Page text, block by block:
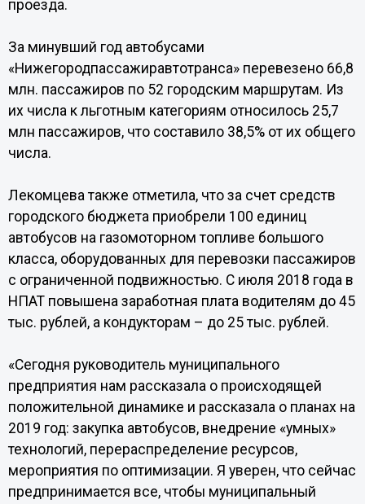
проезда.
За минувший год автобусами
«Нижегородпассажиравтотранса» перевезено 66,8
млн. пассажиров по 52 городским маршрутам. Из
их числа к льготным категориям относилось 25,7
млн пассажиров, что составило 38,5% от их общего
числа.
Лекомцева также отметила, что за счет средств
городского бюджета приобрели 100 единиц
автобусов на газомоторном топливе большого
класса, оборудованных для перевозки пассажиров
с ограниченной подвижностью. С июля 2018 года в
НПАТ повышена заработная плата водителям до 45
тыс. рублей, а кондукторам – до 25 тыс. рублей.
«Сегодня руководитель муниципального
предприятия нам рассказала о происходящей
положительной динамике и рассказала о планах на
2019 год: закупка автобусов, внедрение «умных»
технологий, перераспределение ресурсов,
мероприятия по оптимизации. Я уверен, что сейчас
предпринимается все, чтобы муниципальный